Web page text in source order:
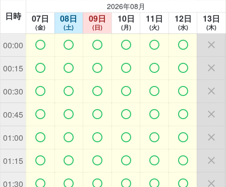
日時
2026年08月
07日
(金)
08日
(土)
09日
(日)
10日
(月)
11日
(火)
12日
(水)
13日
(木)
00:00       
00:15       
00:30       
00:45       
01:00       
01:15       
01:30       